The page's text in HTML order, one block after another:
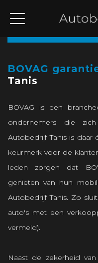
BOVAG
Tanis
BOVAG is een
ondernemers die
Autobedrijf Tanis is daar
keurmerk voor de
leden zorgen dat
genieten van hun
Autobedrijf Tanis. Zo
auto's met een
vermeld).
Naast de zekerheid